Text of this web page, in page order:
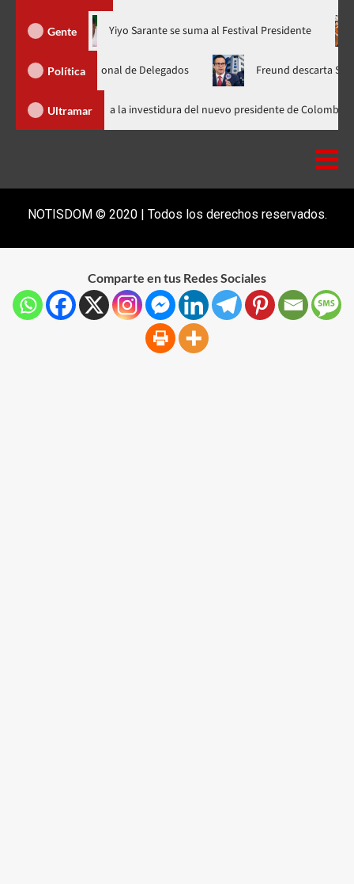
Gente
en nuevo horario Yiyo Sarante se suma al Festival
Política
Nacional de Delegados Freund descarta Secretaría
Ultramar
Abinader llega a Cali para asistir a la investidura del nuevo presidente
NOTISDOM © 2020 | Todos los derechos reservados.
Comparte en tus Redes Sociales